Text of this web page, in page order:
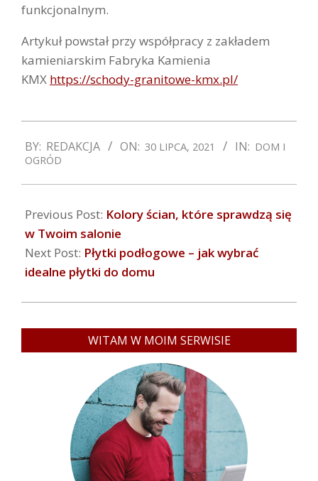
funkcjonalnym.
Artykuł powstał przy współpracy z zakładem
kamieniarskim Fabryka Kamienia
KMX https://schody-granitowe-kmx.pl/
07-
30
BY: REDAKCJA ON: 30 LIPCA, 2021 IN: DOM I
OGRÓD
Previous Post: Kolory ścian, które sprawdzą się
w Twoim salonie
Next Post: Płytki podłogowe – jak wybrać
idealne płytki do domu
WITAM W MOIM SERWISIE